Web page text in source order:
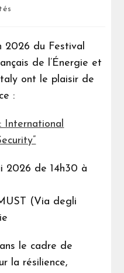
2026 du Festival
de l’Énergie et
ont le plaisir de
:
International
2026 de 14h30 à
(Via degli
le cadre de
la résilience,